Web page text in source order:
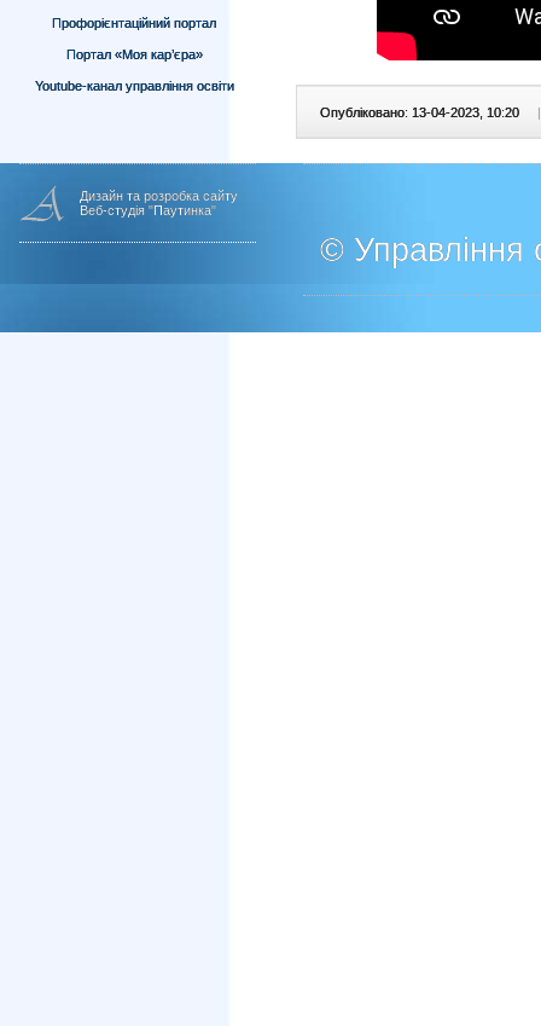
Профорієнтаційний портал
Портал «Моя кар’єра»
Youtube-канал управління освіти
Опубліковано: 13-04-2023, 10:20 |
Дизайн та розробка сайту
Веб-студія "Паутинка"
© Управління